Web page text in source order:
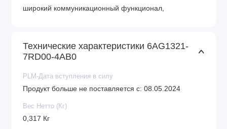
широкий коммуникационный функционал,
операционной системы, Функция применение схем
распределенного и локального вывода/ввода
промышленного производства.
Технические характеристики 6AG1321-
7RD00-4AB0
PLM-Дата вступления в силу
Продукт больше не поставляется с: 08.05.2024
Вес Нетто (Кг)
0,317 Кг